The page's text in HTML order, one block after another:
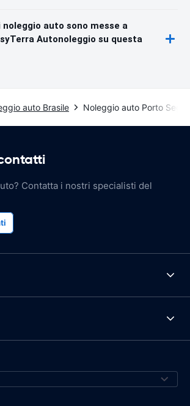
auto sono messe a
Autonoleggio su questa
auto Brasile Noleggio auto Porto
Contatta i nostri specialisti del